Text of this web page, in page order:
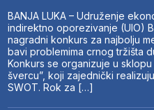
BANJA LUKA – Udruženje
indirektno oporezivanje (UIO)
nagradni konkurs za najbolju
bavi problemima crnog tržišta
Konkurs se organizuje u
švercu”, koji zajednički
SWOT. Rok za […]